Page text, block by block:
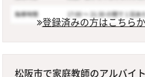
登録済みの方はこちら
松阪市で家庭教師のアルバイ